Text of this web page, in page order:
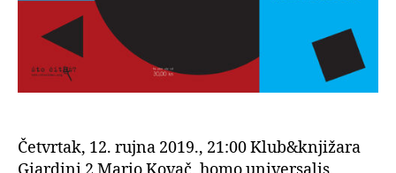
Četvrtak, 12. rujna 2019., 21:00 Klub&knjižara